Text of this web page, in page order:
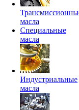
масла
Специальные
масла
Индустриальные
масла